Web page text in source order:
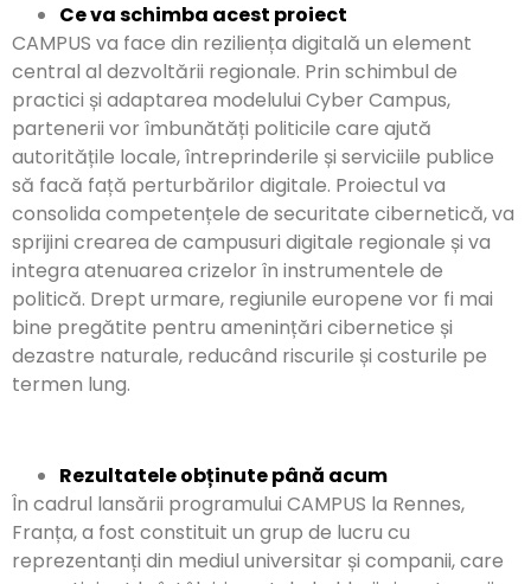
Ce va schimba acest proiect
CAMPUS va face din reziliența digitală un element
central al dezvoltării regionale. Prin schimbul de
practici și adaptarea modelului Cyber ​​Campus,
partenerii vor îmbunătăți politicile care ajută
autoritățile locale, întreprinderile și serviciile publice
să facă față perturbărilor digitale. Proiectul va
consolida competențele de securitate cibernetică, va
sprijini crearea de campusuri digitale regionale și va
integra atenuarea crizelor în instrumentele de
politică. Drept urmare, regiunile europene vor fi mai
bine pregătite pentru amenințări cibernetice și
dezastre naturale, reducând riscurile și costurile pe
termen lung.
Rezultatele obținute până acum
În cadrul lansării programului CAMPUS la Rennes,
Franța, a fost constituit un grup de lucru cu
reprezentanți din mediul universitar și companii, care